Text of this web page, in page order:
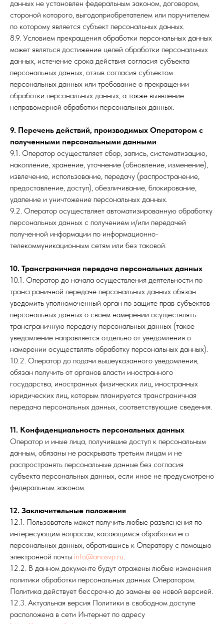
данных не установлен федеральным законом, договором,
стороной которого, выгодоприобретателем или поручителем
по которому является субъект персональных данных.
8.9. Условием прекращения обработки персональных данных
может являться достижение целей обработки персональных
данных, истечение срока действия согласия субъекта
персональных данных, отзыв согласия субъектом
персональных данных или требование о прекращении
обработки персональных данных, а также выявление
неправомерной обработки персональных данных.
9. Перечень действий, производимых Оператором с
полученными персональными данными
9.1. Оператор осуществляет сбор, запись, систематизацию,
накопление, хранение, уточнение (обновление, изменение),
извлечение, использование, передачу (распространение,
предоставление, доступ), обезличивание, блокирование,
удаление и уничтожение персональных данных.
9.2. Оператор осуществляет автоматизированную обработку
персональных данных с получением и/или передачей
полученной информации по информационно-
телекоммуникационным сетям или без таковой.
10. Трансграничная передача персональных данных
10.1. Оператор до начала осуществления деятельности по
трансграничной передаче персональных данных обязан
уведомить уполномоченный орган по защите прав субъектов
персональных данных о своем намерении осуществлять
трансграничную передачу персональных данных (такое
уведомление направляется отдельно от уведомления о
намерении осуществлять обработку персональных данных).
10.2. Оператор до подачи вышеуказанного уведомления,
обязан получить от органов власти иностранного
государства, иностранных физических лиц, иностранных
юридических лиц, которым планируется трансграничная
передача персональных данных, соответствующие сведения.
11. Конфиденциальность персональных данных
Оператор и иные лица, получившие доступ к персональным
данным, обязаны не раскрывать третьим лицам и не
распространять персональные данные без согласия
субъекта персональных данных, если иное не предусмотрено
федеральным законом.
12. Заключительные положения
12.1. Пользователь может получить любые разъяснения по
интересующим вопросам, касающимся обработки его
персональных данных, обратившись к Оператору с помощью
электронной почты info@anosvp.ru.
12.2. В данном документе будут отражены любые изменения
политики обработки персональных данных Оператором.
Политика действует бессрочно до замены ее новой версией.
12.3. Актуальная версия Политики в свободном доступе
расположена в сети Интернет по адресу